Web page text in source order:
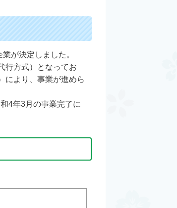
が決定しました。
行方式）となってお
により、事業が進めら
4年3月の事業完了に